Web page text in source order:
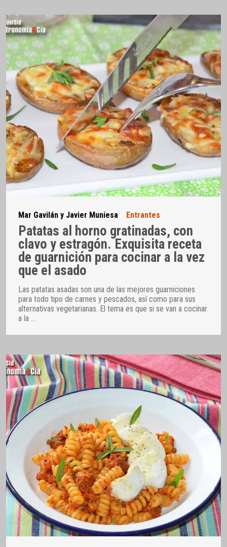
Mar Gavilán y Javier Muniesa Entrantes
Patatas al horno gratinadas, con
clavo y estragón. Exquisita receta
de guarnición para cocinar a la vez
que el asado
Las patatas asadas son una de las mejores guarniciones
para todo tipo de carnes y pescados, así como para sus
alternativas vegetarianas. El tema es que si se van a cocinar
a la